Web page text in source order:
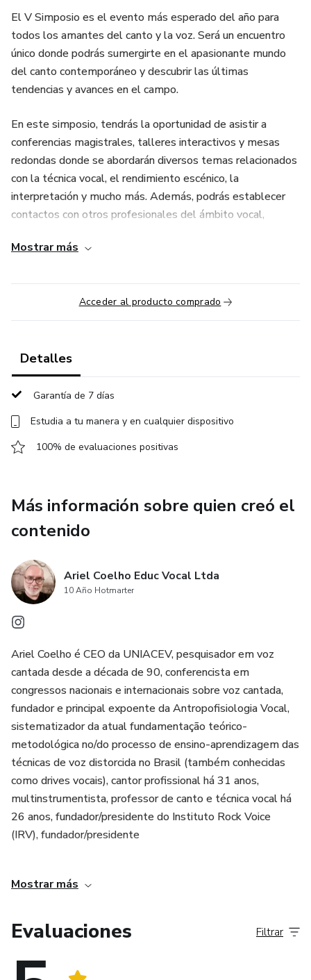
El V Simposio es el evento más esperado del año para
todos los amantes del canto y la voz. Será un encuentro
único donde podrás sumergirte en el apasionante mundo
del canto contemporáneo y descubrir las últimas
tendencias y avances en el campo.
En este simposio, tendrás la oportunidad de asistir a
conferencias magistrales, talleres interactivos y mesas
redondas donde se abordarán diversos temas relacionados
con la técnica vocal, el rendimiento escénico, la
interpretación y mucho más. Además, podrás establecer
contactos con otros profesionales del ámbito vocal,
canto, un estudiante de música o simplemente alguien
apasionado por la voz, este simposio te brindará
conocimientos valiosos y nuevas perspectivas para llevar
No pierdas la oportunidad de formar parte de este evento
excepcional. Regístrate ahora y asegura tu lugar en el V
esperamos con los brazos abiertos!
Mostrar más
Acceder al producto comprado
Detalles
Garantía de 7 días
Estudia a tu manera y en cualquier dispositivo
100% de evaluaciones positivas
Más información sobre quien creó el
contenido
Ariel Coelho Educ Vocal Ltda
10 Año Hotmarter
Ariel Coelho é CEO da UNIACEV, pesquisador em voz
cantada desde a década de 90, conferencista em
congressos nacionais e internacionais sobre voz cantada,
fundador e principal expoente da Antropofisiologia Vocal,
sistematizador da atual fundamentação teórico-
metodológica no/do processo de ensino-aprendizagem das
técnicas de voz distorcida no Brasil (também conhecidas
como drives vocais), cantor profissional há 31 anos,
multinstrumentista, professor de canto e técnica vocal há
26 anos, fundador/presidente do Instituto Rock Voice
(IRV), fundador/presidente
diretor geral da Liga Iberoamericana de Pedagogia Vocal
American Vocology Association (PAVA), da Sociedade
Brasileira de Fonoaudiologia (SBFa), da Fundação
Otorrinolaringologia (FORL), da Sociedade Brasileira para o
Mostrar más
Evaluaciones Filtrar